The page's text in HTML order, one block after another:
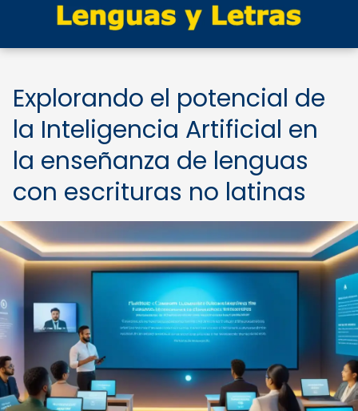
Explorando el potencial de
la Inteligencia Artificial en
la enseñanza de lenguas
con escrituras no latinas